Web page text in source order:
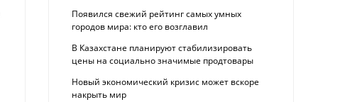
Появился свежий рейтинг самых умных
городов мира: кто его возглавил
В Казахстане планируют стабилизировать
цены на социально значимые продтовары
Новый экономический кризис может вскоре
накрыть мир